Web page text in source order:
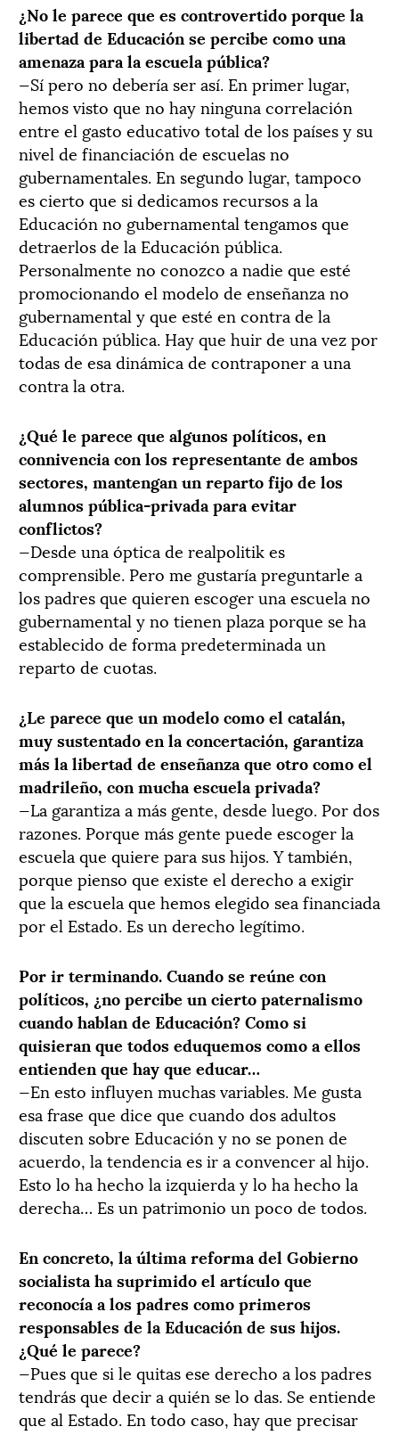
¿No le parece que es controvertido porque la
libertad de Educación se percibe como una
amenaza para la escuela pública?
—Sí pero no debería ser así. En primer lugar,
hemos visto que no hay ninguna correlación
entre el gasto educativo total de los países y su
nivel de financiación de escuelas no
gubernamentales. En segundo lugar, tampoco
es cierto que si dedicamos recursos a la
Educación no gubernamental tengamos que
detraerlos de la Educación pública.
Personalmente no conozco a nadie que esté
promocionando el modelo de enseñanza no
gubernamental y que esté en contra de la
Educación pública. Hay que huir de una vez por
todas de esa dinámica de contraponer a una
contra la otra.
¿Qué le parece que algunos políticos, en
connivencia con los representante de ambos
sectores, mantengan un reparto fijo de los
alumnos pública-privada para evitar
conflictos?
—Desde una óptica de realpolitik es
comprensible. Pero me gustaría preguntarle a
los padres que quieren escoger una escuela no
gubernamental y no tienen plaza porque se ha
establecido de forma predeterminada un
reparto de cuotas.
¿Le parece que un modelo como el catalán,
muy sustentado en la concertación, garantiza
más la libertad de enseñanza que otro como el
madrileño, con mucha escuela privada?
—La garantiza a más gente, desde luego. Por dos
razones. Porque más gente puede escoger la
escuela que quiere para sus hijos. Y también,
porque pienso que existe el derecho a exigir
que la escuela que hemos elegido sea financiada
por el Estado. Es un derecho legítimo.
Por ir terminando. Cuando se reúne con
políticos, ¿no percibe un cierto paternalismo
cuando hablan de Educación? Como si
quisieran que todos eduquemos como a ellos
entienden que hay que educar…
—En esto influyen muchas variables. Me gusta
esa frase que dice que cuando dos adultos
discuten sobre Educación y no se ponen de
acuerdo, la tendencia es ir a convencer al hijo.
Esto lo ha hecho la izquierda y lo ha hecho la
derecha… Es un patrimonio un poco de todos.
En concreto, la última reforma del Gobierno
socialista ha suprimido el artículo que
reconocía a los padres como primeros
responsables de la Educación de sus hijos.
¿Qué le parece?
—Pues que si le quitas ese derecho a los padres
tendrás que decir a quién se lo das. Se entiende
que al Estado. En todo caso, hay que precisar